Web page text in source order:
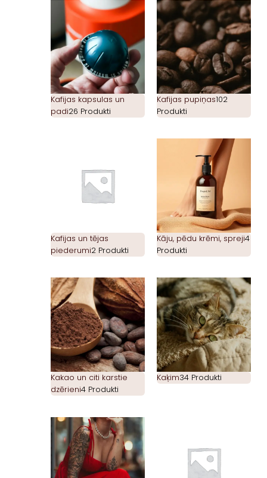
Kafijas kapsulas un
padi26 Produkti
Kafijas pupiņas102
Produkti
Kafijas un tējas
piederumi2 Produkti
Kāju, pēdu krēmi, spreji4
Produkti
Kakao un citi karstie
dzērieni4 Produkti
Kaķim34 Produkti